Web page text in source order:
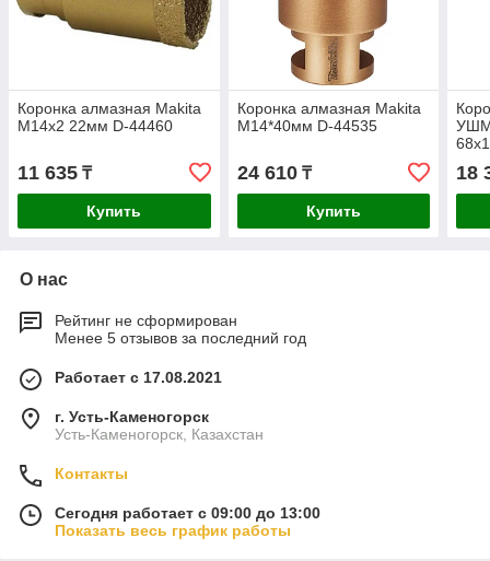
Коронка алмазная Makita
M14x2 22мм D-44460
11 635 ₸
Купить
Коронка алмазная Makita
М14*40мм D-44535
24 610₸
Купить
УШМ
18
О нас
Рейтинг не сформирован
Менее 5 отзывов за последний год
Работает с 17.08.2021
г. Усть-Каменогорск
Усть-Каменогорск, Казахстан
Контакты
Сегодня работает с 09:00 до 13:00
Показать весь график работы